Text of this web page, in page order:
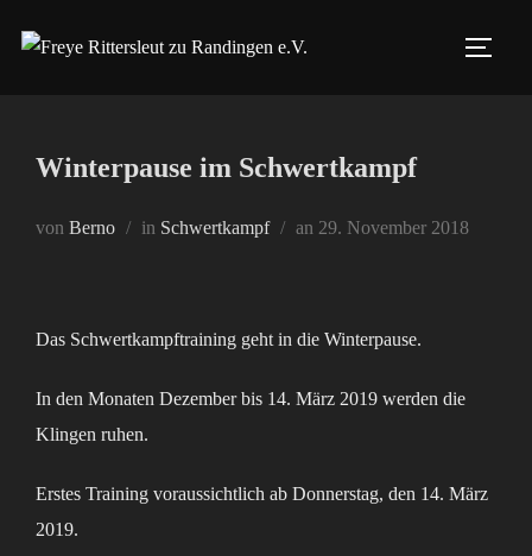
Inhalt
Winterpause im Schwertkampf
von Berno in Schwertkampf an Veröffentlicht
29. November 2018
Das Schwertkampftraining geht in die Winterpause.
In den Monaten Dezember bis 14. März 2019 werden die
Klingen ruhen.
Erstes Training voraussichtlich ab Donnerstag, den 14. März
2019.